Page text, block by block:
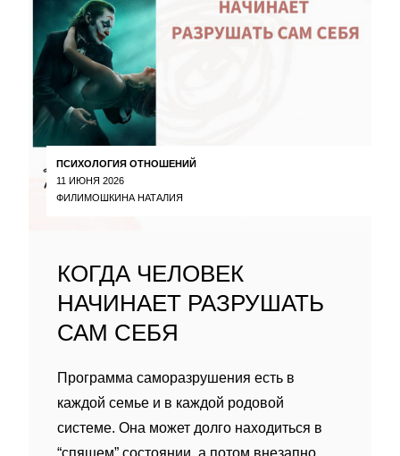
ПСИХОЛОГИЯ ОТНОШЕНИЙ
11 ИЮНЯ 2026
ФИЛИМОШКИНА НАТАЛИЯ
КОГДА ЧЕЛОВЕК
НАЧИНАЕТ РАЗРУШАТЬ
САМ СЕБЯ
Программа саморазрушения есть в
каждой семье и в каждой родовой
системе. Она может долго находиться в
“спящем” состоянии, а потом внезапно